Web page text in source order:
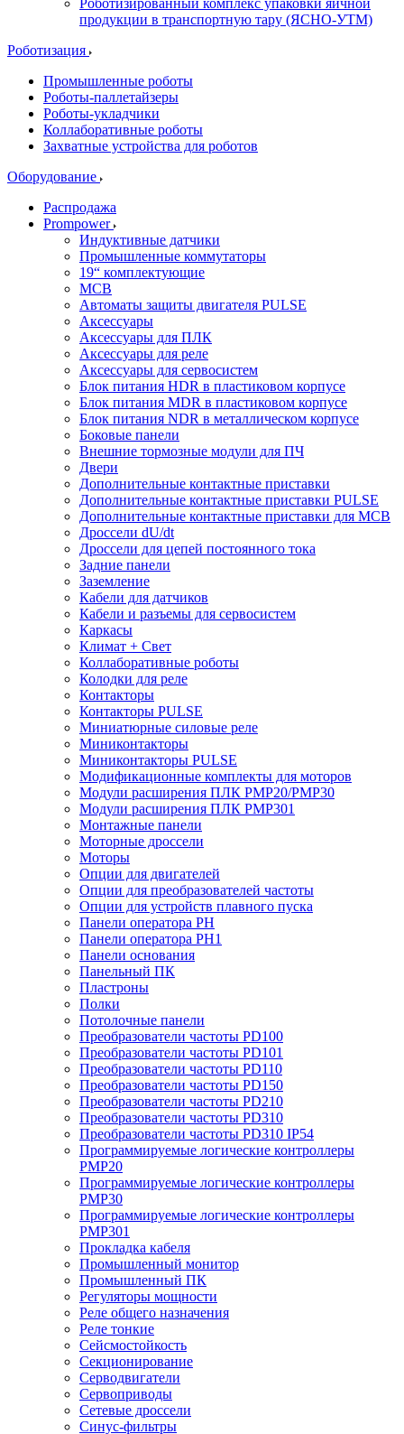
Роботизированный комплекс упаковки яичной
продукции в транспортную тару (ЯСНО-УТМ)
Роботизация
Промышленные роботы
Роботы-паллетайзеры
Роботы-укладчики
Коллаборативные роботы
Захватные устройства для роботов
Оборудование
Распродажа
Prompower
Индуктивные датчики
Промышленные коммутаторы
19“ комплектующие
MCB
Автоматы защиты двигателя PULSE
Аксессуары
Аксессуары для ПЛК
Аксессуары для реле
Аксессуары для сервосистем
Блок питания HDR в пластиковом корпусе
Блок питания MDR в пластиковом корпусе
Блок питания NDR в металлическом корпусе
Боковые панели
Внешние тормозные модули для ПЧ
Двери
Дополнительные контактные приставки
Дополнительные контактные приставки PULSE
Дополнительные контактные приставки для MCB
Дроссели dU/dt
Дроссели для цепей постоянного тока
Задние панели
Заземление
Кабели для датчиков
Кабели и разъемы для сервосистем
Каркасы
Климат + Свет
Коллаборативные роботы
Колодки для реле
Контакторы
Контакторы PULSE
Миниатюрные силовые реле
Миниконтакторы
Миниконтакторы PULSE
Модификационные комплекты для моторов
Модули расширения ПЛК PMP20/PMP30
Модули расширения ПЛК PMP301
Монтажные панели
Моторные дроссели
Моторы
Опции для двигателей
Опции для преобразователей частоты
Опции для устройств плавного пуска
Панели оператора PH
Панели оператора PH1
Панели основания
Панельный ПК
Пластроны
Полки
Потолочные панели
Преобразователи частоты PD100
Преобразователи частоты PD101
Преобразователи частоты PD110
Преобразователи частоты PD150
Преобразователи частоты PD210
Преобразователи частоты PD310
Преобразователи частоты PD310 IP54
Программируемые логические контроллеры
PMP20
Программируемые логические контроллеры
PMP30
Программируемые логические контроллеры
PMP301
Прокладка кабеля
Промышленный монитор
Промышленный ПК
Регуляторы мощности
Реле общего назначения
Реле тонкие
Сейсмостойкость
Секционирование
Серводвигатели
Сервоприводы
Сетевые дроссели
Синус-фильтры